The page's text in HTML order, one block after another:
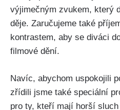
výjimečným zvukem, který
děje. Zaručujeme také
kontrastem, aby se diváci
filmové dění.
Navíc, abychom uspokojili
zřídili jsme také speciální
pro ty, kteří mají horší